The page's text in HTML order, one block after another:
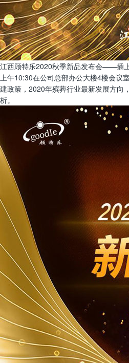
江西顾特乐2020秋季新品发布会——插
上午10:30在公司总部办公大楼4楼会议
建政策，2020年殡葬行业最新发展方向
析。